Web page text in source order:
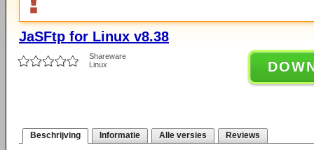
JaSFtp for Linux v8.38
Shareware
Linux
Beschrijving Informatie Alle versies Reviews